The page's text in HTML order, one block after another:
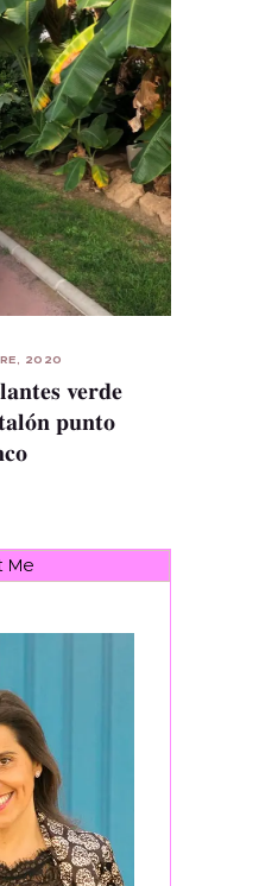
2020
verde
punto
Me